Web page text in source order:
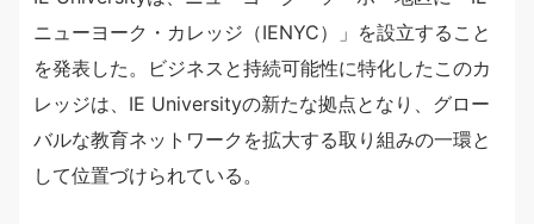
ニューヨーク・カレッジ（IENYC）」を設立すること
を発表した。ビジネスと持続可能性に特化したこのカ
レッジは、IE Universityの新たな拠点となり、グロー
バルな教育ネットワークを拡大する取り組みの一環と
して位置づけられている。